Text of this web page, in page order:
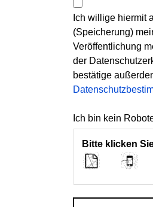
Ich willige hiermit
(Speicherung)
Veröffentlichung
der
bestätige
Ich bin kein
Bitte klicken